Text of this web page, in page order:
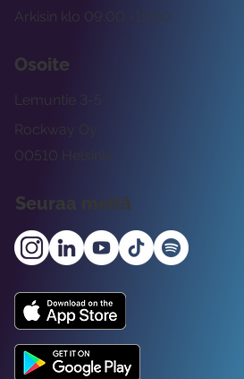
Arkisin klo 09:00 -15:00
Osoite
Rockway Oy
Lemuntie 3-5
00510 Helsinki
Seuraa meitä